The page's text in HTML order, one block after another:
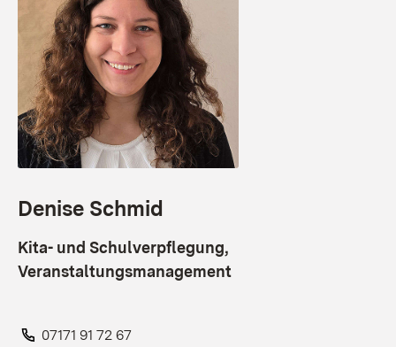
Denise Schmid
Kita- und Schulverpflegung,
Veranstaltungsmanagement
Telefon:
07171 91 72 67